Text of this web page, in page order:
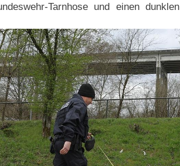
Tarnhose und einen